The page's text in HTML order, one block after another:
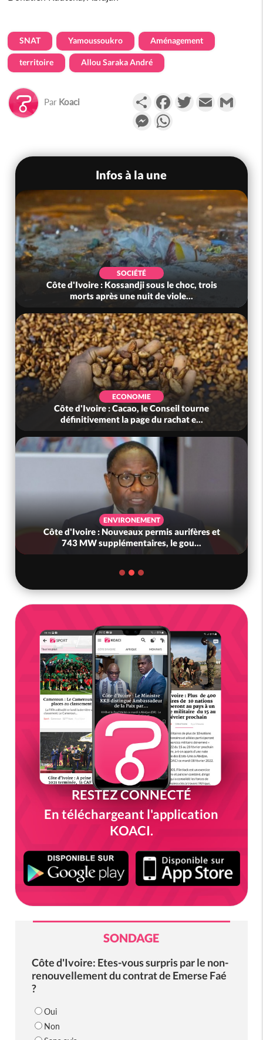
SNAT Yamoussoukro Aménagement
territoire Allou Saraka André
Par Koaci PartagerFacebookTwitterEmail
Messenger
Infos à la une
SOCIÉTÉ
Côte d'Ivoire : Kossandji sous le choc, trois
morts après une nuit de viole...
ECONOMIE
Côte d'Ivoire : Cacao, le Conseil tourne
définitivement la page du rachat e...
ENVIRONEMENT
Côte d'Ivoire : Nouveaux permis aurifères et
743 MW supplémentaires, le gou...
RESTEZ CONNECTÉ
En téléchargeant l'application
KOACI.
SONDAGE
Côte d'Ivoire: Etes-vous surpris par le non-
renouvellement du contrat de Emerse Faé
?
Oui
Non